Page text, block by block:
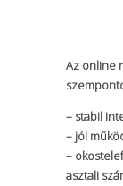
Az online
– stabil
– jól
–
asztali